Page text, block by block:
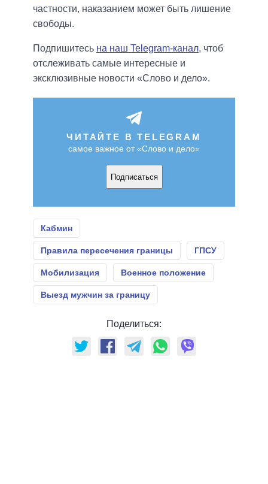
частности, наказанием может быть лишение
свободы.
Подпишитесь на наш Telegram-канал, чтоб
отслеживать самые интересные и
эксклюзивные новости «Слово и дело».
ЧИТАЙТЕ В TELEGRAM
самое важное от «Слово и дело»
Подписаться
Кабмин
Правила пересечения границы ГПСУ
Мобилизация Военное положение
Выезд мужчин за границу
Поделиться: